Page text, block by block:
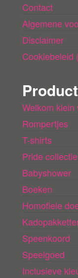
Contact
Algemene
Disclaimer
Cookiebeleid
Welkom klein
Rompertjes
T-shirts
Pride collectie
Babyshower
Boeken
Homofiele
Speenkoord
Speelgoed
Inclusieve